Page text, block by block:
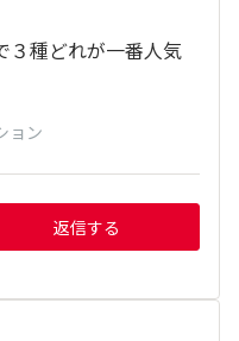
３種どれが一番人気
ョン
返信する